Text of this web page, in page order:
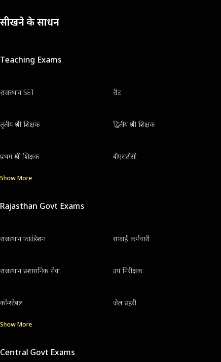
सीखने के साधन
Teaching Exams
राजस्थान SET रीट
तृतीय श्रेणी शिक्षक द्वितीय श्रेणी शिक्षक
प्रथम श्रेणी शिक्षक बीएसटीसी
Show More
Rajasthan Govt Exams
राजस्थान फाउंडेशन सफाई कर्मचारी
राजस्थान प्रशासनिक सेवा उप निरीक्षक
कॉन्स्टेबल जेल प्रहरी
Show More
Central Govt Exams